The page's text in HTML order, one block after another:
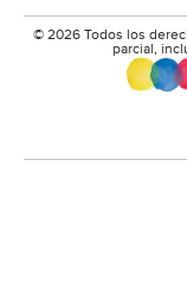
© 2026 Todos los
parcial,